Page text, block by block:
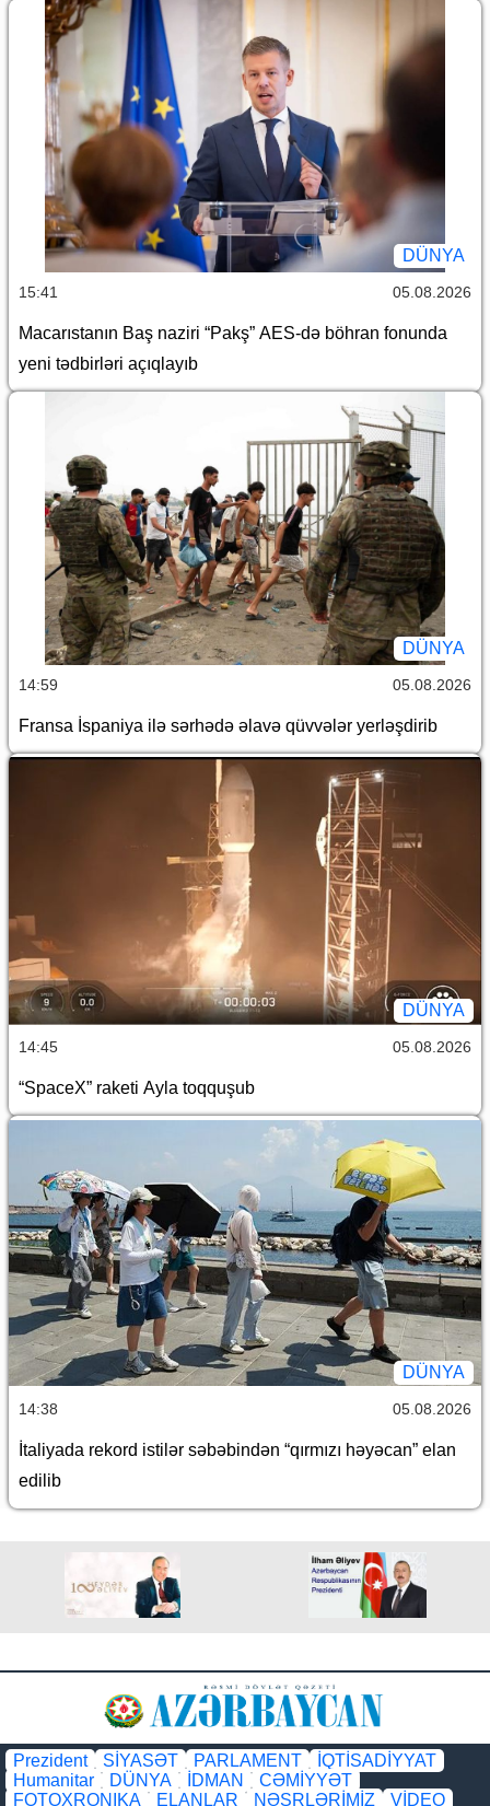
DÜNYA
15:41 05.08.2026
Macarıstanın Baş naziri “Pakş” AES-də böhran fonunda
yeni tədbirləri açıqlayıb
DÜNYA
14:59 05.08.2026
Fransa İspaniya ilə sərhədə əlavə qüvvələr yerləşdirib
DÜNYA
14:45 05.08.2026
“SpaceX” raketi Ayla toqquşub
DÜNYA
14:38 05.08.2026
İtaliyada rekord istilər səbəbindən “qırmızı həyəcan” elan
edilib
Prezident SİYASƏT PARLAMENT
İQTİSADİYYAT
Humanitar
DÜNYA İDMAN
CƏMİYYƏT
FOTOXRONIKA
ELANLAR NƏŞRLƏRİMİZ VİDEO